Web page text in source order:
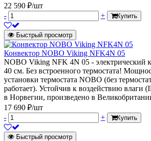
22 590 ₽/шт
-
+ Купить
Быстрый просмотр
Конвектор NOBO Viking NFK4N 05
NOBO Viking NFK 4N 05 - электрический
40 см. Без встроенного термостата!
установки термостата NOBO (без
работает). Устойчив к воздействию влаги
в Норвегии, произведено в
17 690 ₽/шт
-
+ Купить
Быстрый просмотр